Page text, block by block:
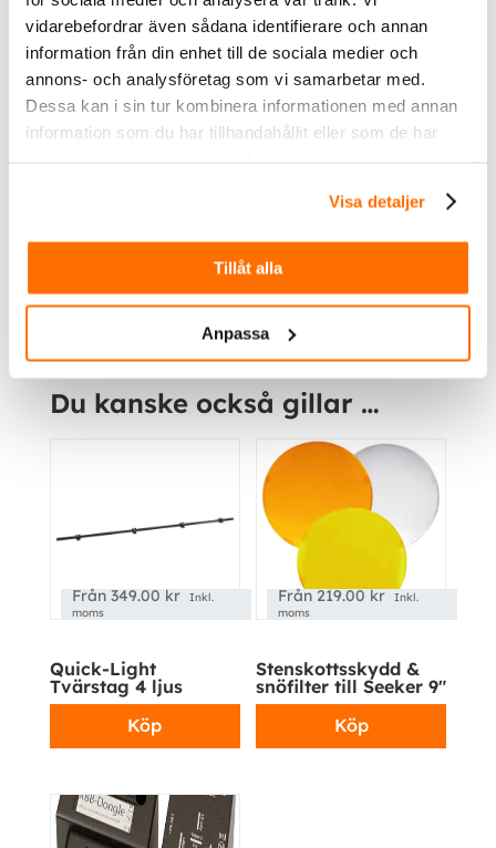
vidarebefordrar även sådana identifierare och annan
information från din enhet till de sociala medier och
annons- och analysföretag som vi samarbetar med.
Dessa kan i sin tur kombinera informationen med annan
information som du har tillhandahållit eller som de har
Visa detaljer
Tillåt alla
Anpassa
Spec. + Ljusbild Seeker 2.0 Combo
Spec. + Ljusbild Seeker 2.0 Spot
Combo, Spot, Spot, Spot, Combo, Spot,
Du kanske också gillar …
Från 349.00 kr
Inkl.
moms
Quick-Light
Tvärstag 4 ljus
Köp
Från219.00kr
Inkl.
moms
Stenskottsskydd &
snöfilter till Seeker 9″
Köp
Kampanj!